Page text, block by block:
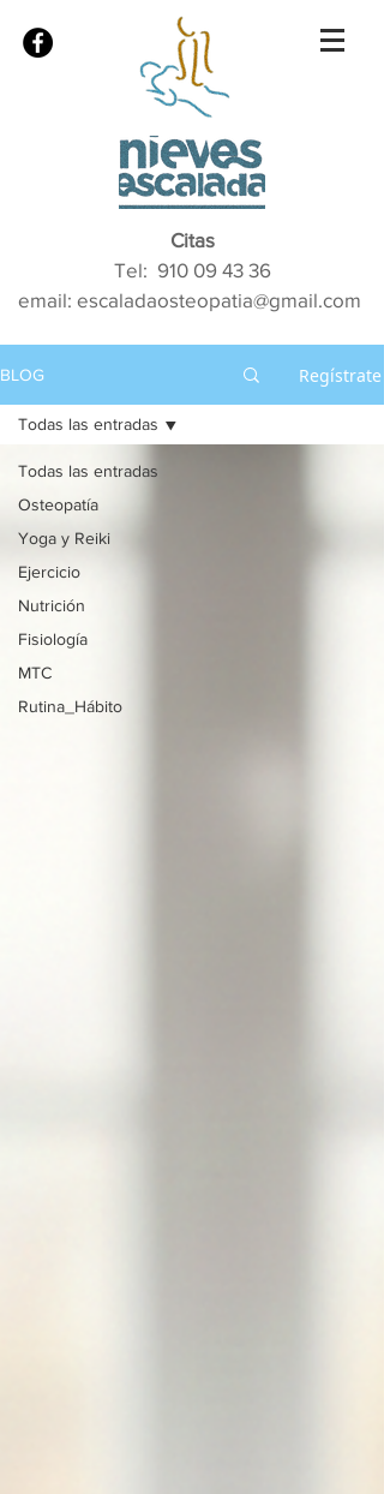
Citas
Tel: 910 09 43 36
email: escaladaosteopatia@gmail.com
BLOG Regístrate
Todas las entradas
Osteopatía
Yoga y Reiki
Ejercicio
Nutrición
Fisiología
MTC
Rutina_Hábito
Todas las entradas